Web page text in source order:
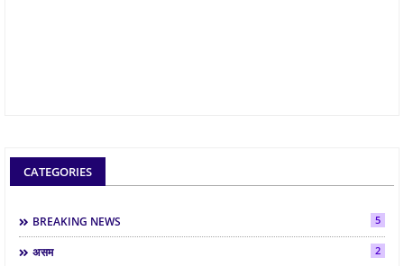
CATEGORIES
BREAKING NEWS 5
असम 2